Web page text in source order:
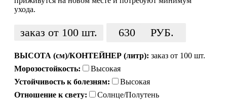
ухода.
заказ от 100 шт. 630 РУБ.
ВЫСОТА (см)/КОНТЕЙНЕР (литр): заказ от 100 шт.
Морозостойкость:
Высокая
Устойчивость к болезням:
Высокая
Отношение к свету:
Солнце/Полутень